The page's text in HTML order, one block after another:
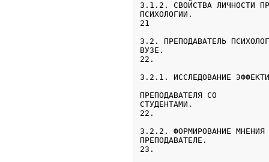
3.1.2. СВОЙСТВА ЛИЧНОСТИ
21
3.2. ПРЕПОДАВАТЕЛЬ
ВУЗЕ.
22.
3.2.1. ИССЛЕДОВАНИЕ
ПРЕПОДАВАТЕЛЯ СО
СТУДЕНТАМИ.
22.
3.2.2. ФОРМИРОВАНИЕ МНЕНИЯ
23.